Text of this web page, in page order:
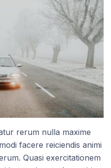
rerum nulla maxime
facere reiciendis animi
Quasi exercitationem